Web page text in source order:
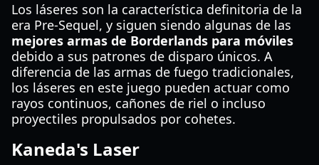
Los láseres son la característica definitoria de la
era Pre-Sequel, y siguen siendo algunas de las
mejores armas de Borderlands para móviles
debido a sus patrones de disparo únicos. A
diferencia de las armas de fuego tradicionales,
los láseres en este juego pueden actuar como
rayos continuos, cañones de riel o incluso
proyectiles propulsados por cohetes.
Kaneda's Laser